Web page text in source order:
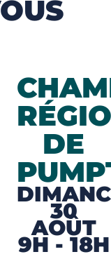
DE
30
AOÛT
9H - 18H